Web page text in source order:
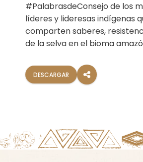
#PalabrasdeConsejo de los
líderes y lideresas indígenas
comparten saberes,
de la selva en el bioma
DESCARGAR